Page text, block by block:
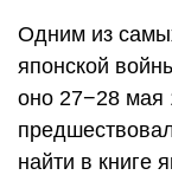
Одним из
японской
оно 27−28 мая
найти в книге